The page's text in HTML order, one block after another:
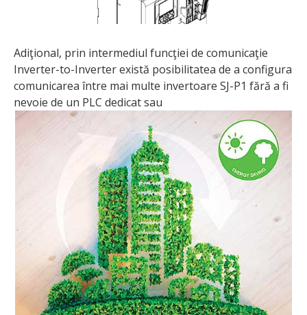
Adiţional, prin intermediul funcţiei de comunicaţie
Inverter-to-Inverter există posibilitatea de a configura
comunicarea între mai multe invertoare SJ-P1 fără a fi
nevoie de un PLC dedicat sau